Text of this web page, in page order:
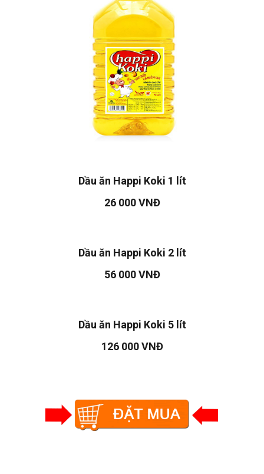
Dầu ăn Happi Koki 1 lít
26 000 VNĐ
Dầu ăn Happi Koki 2 lít
56 000 VNĐ
Dầu ăn Happi Koki 5 lít
126 000 VNĐ